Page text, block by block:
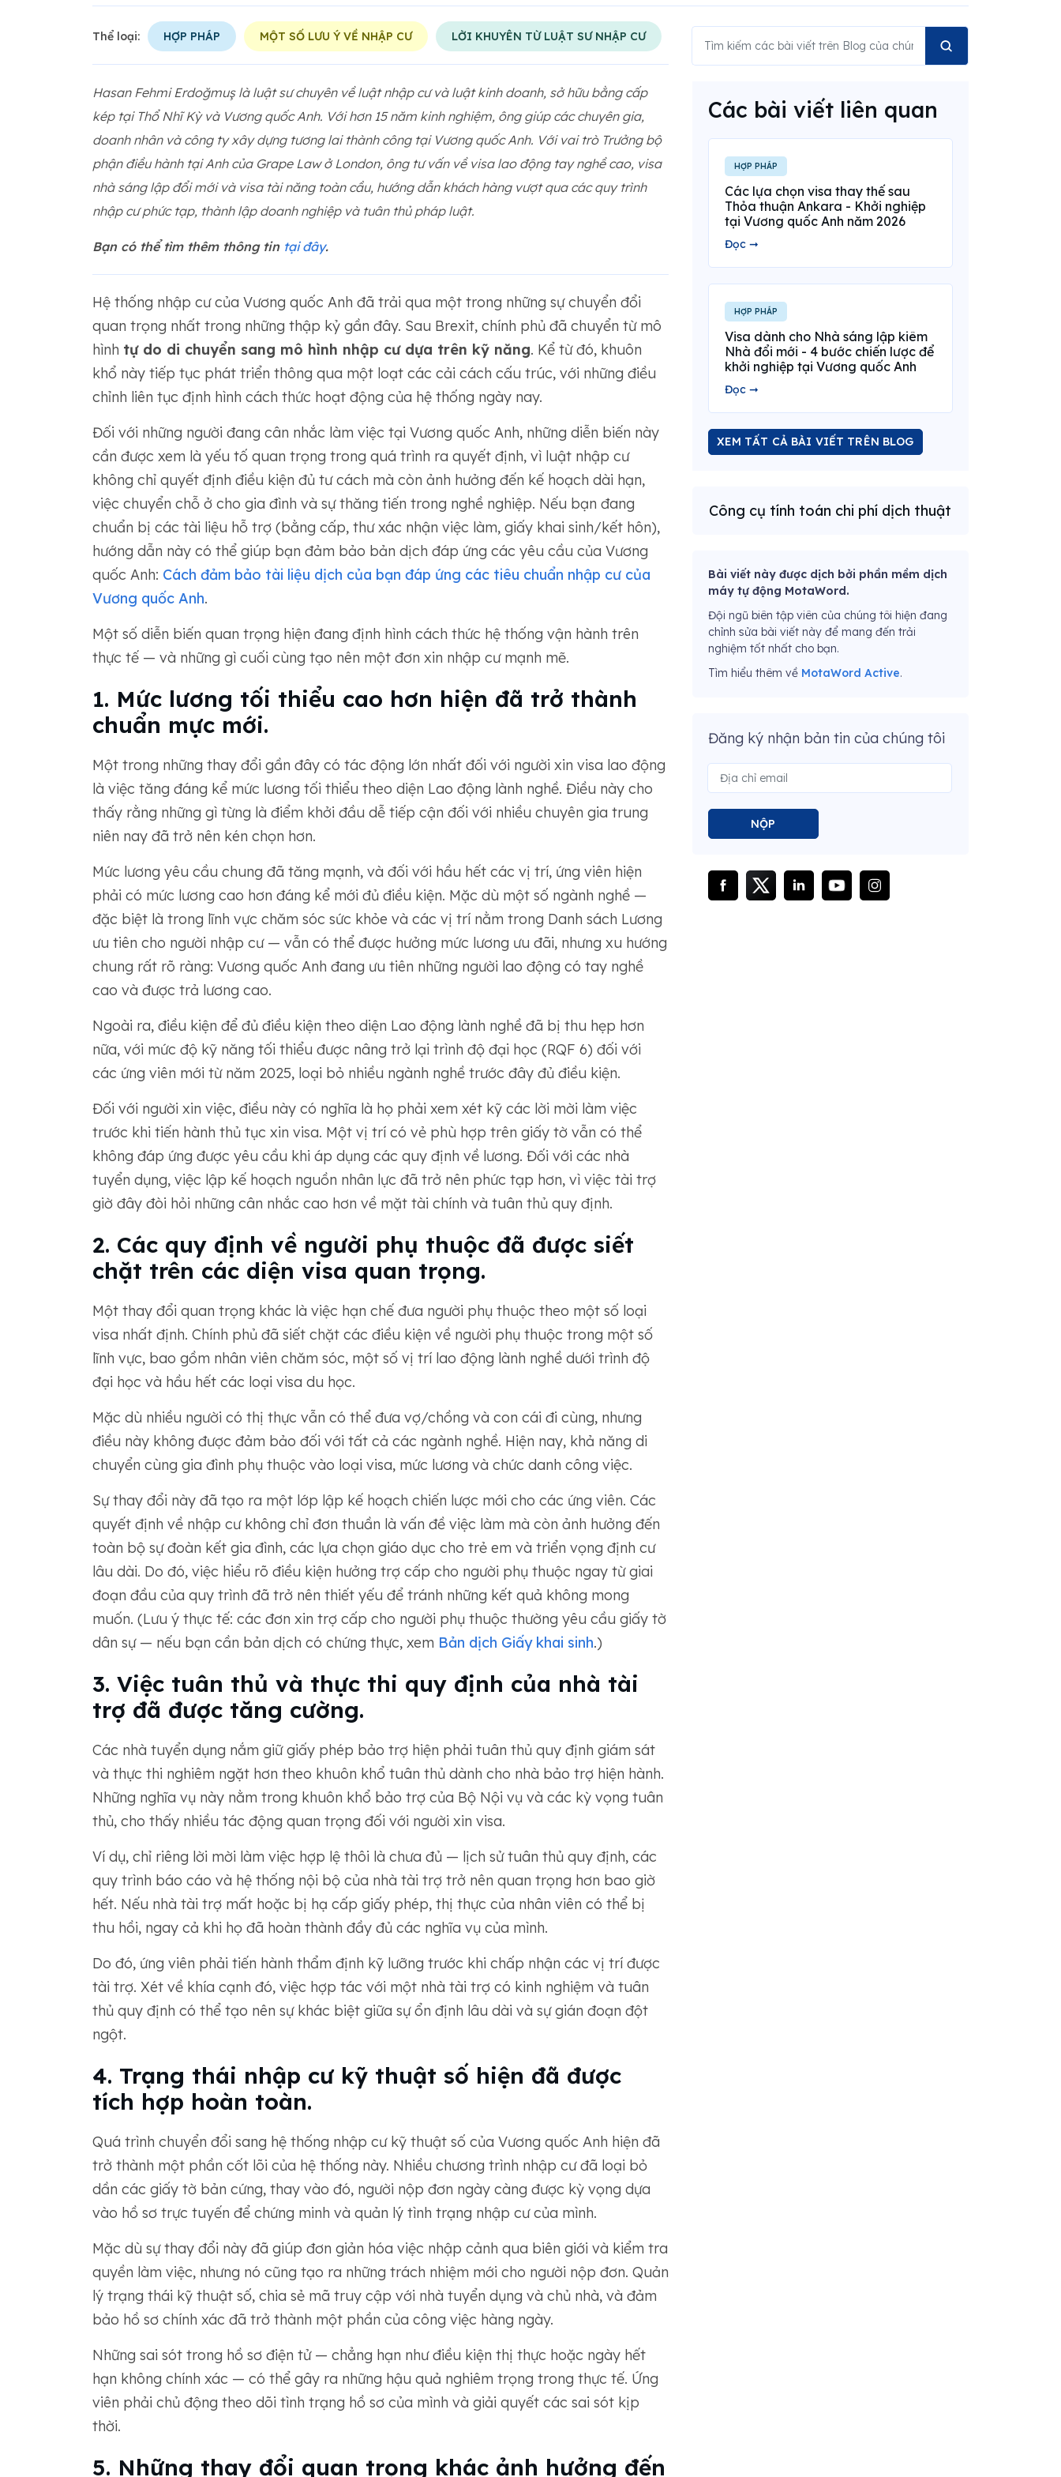
Thể loại: HỢP PHÁP MỘT SỐ LƯU Ý VỀ NHẬP CƯ LỜI KHUYÊN TỪ LUẬT SƯ NHẬP CƯ
Hasan Fehmi Erdoğmuş là luật sư chuyên về luật nhập cư và luật kinh doanh, sở hữu bằng cấp
kép tại Thổ Nhĩ Kỳ và Vương quốc Anh. Với hơn 15 năm kinh nghiệm, ông giúp các chuyên gia,
doanh nhân và công ty xây dựng tương lai thành công tại Vương quốc Anh. Với vai trò Trưởng bộ
phận điều hành tại Anh của Grape Law ở London, ông tư vấn về visa lao động tay nghề cao, visa
nhà sáng lập đổi mới và visa tài năng toàn cầu, hướng dẫn khách hàng vượt qua các quy trình
nhập cư phức tạp, thành lập doanh nghiệp và tuân thủ pháp luật.
Bạn có thể tìm thêm thông tin tại đây.
Hệ thống nhập cư của Vương quốc Anh đã trải qua một trong những sự chuyển đổi
quan trọng nhất trong những thập kỷ gần đây. Sau Brexit, chính phủ đã chuyển từ mô
hình tự do di chuyển sang mô hình nhập cư dựa trên kỹ năng. Kể từ đó, khuôn
khổ này tiếp tục phát triển thông qua một loạt các cải cách cấu trúc, với những điều
chỉnh liên tục định hình cách thức hoạt động của hệ thống ngày nay.
Đối với những người đang cân nhắc làm việc tại Vương quốc Anh, những diễn biến này
cần được xem là yếu tố quan trọng trong quá trình ra quyết định, vì luật nhập cư
không chỉ quyết định điều kiện đủ tư cách mà còn ảnh hưởng đến kế hoạch dài hạn,
việc chuyển chỗ ở cho gia đình và sự thăng tiến trong nghề nghiệp. Nếu bạn đang
chuẩn bị các tài liệu hỗ trợ (bằng cấp, thư xác nhận việc làm, giấy khai sinh/kết hôn),
hướng dẫn này có thể giúp bạn đảm bảo bản dịch đáp ứng các yêu cầu của Vương
quốc Anh: Cách đảm bảo tài liệu dịch của bạn đáp ứng các tiêu chuẩn nhập cư của
Vương quốc Anh.
Một số diễn biến quan trọng hiện đang định hình cách thức hệ thống vận hành trên
thực tế — và những gì cuối cùng tạo nên một đơn xin nhập cư mạnh mẽ.
1. Mức lương tối thiểu cao hơn hiện đã trở thành
chuẩn mực mới.
Một trong những thay đổi gần đây có tác động lớn nhất đối với người xin visa lao động
là việc tăng đáng kể mức lương tối thiểu theo diện Lao động lành nghề. Điều này cho
thấy rằng những gì từng là điểm khởi đầu dễ tiếp cận đối với nhiều chuyên gia trung
niên nay đã trở nên kén chọn hơn.
Mức lương yêu cầu chung đã tăng mạnh, và đối với hầu hết các vị trí, ứng viên hiện
phải có mức lương cao hơn đáng kể mới đủ điều kiện. Mặc dù một số ngành nghề —
đặc biệt là trong lĩnh vực chăm sóc sức khỏe và các vị trí nằm trong Danh sách Lương
ưu tiên cho người nhập cư — vẫn có thể được hưởng mức lương ưu đãi, nhưng xu hướng
chung rất rõ ràng: Vương quốc Anh đang ưu tiên những người lao động có tay nghề
cao và được trả lương cao.
Ngoài ra, điều kiện để đủ điều kiện theo diện Lao động lành nghề đã bị thu hẹp hơn
nữa, với mức độ kỹ năng tối thiểu được nâng trở lại trình độ đại học (RQF 6) đối với
các ứng viên mới từ năm 2025, loại bỏ nhiều ngành nghề trước đây đủ điều kiện.
Đối với người xin việc, điều này có nghĩa là họ phải xem xét kỹ các lời mời làm việc
trước khi tiến hành thủ tục xin visa. Một vị trí có vẻ phù hợp trên giấy tờ vẫn có thể
không đáp ứng được yêu cầu khi áp dụng các quy định về lương. Đối với các nhà
tuyển dụng, việc lập kế hoạch nguồn nhân lực đã trở nên phức tạp hơn, vì việc tài trợ
giờ đây đòi hỏi những cân nhắc cao hơn về mặt tài chính và tuân thủ quy định.
2. Các quy định về người phụ thuộc đã được siết
chặt trên các diện visa quan trọng.
Một thay đổi quan trọng khác là việc hạn chế đưa người phụ thuộc theo một số loại
visa nhất định. Chính phủ đã siết chặt các điều kiện về người phụ thuộc trong một số
lĩnh vực, bao gồm nhân viên chăm sóc, một số vị trí lao động lành nghề dưới trình độ
đại học và hầu hết các loại visa du học.
Mặc dù nhiều người có thị thực vẫn có thể đưa vợ/chồng và con cái đi cùng, nhưng
điều này không được đảm bảo đối với tất cả các ngành nghề. Hiện nay, khả năng di
chuyển cùng gia đình phụ thuộc vào loại visa, mức lương và chức danh công việc.
Sự thay đổi này đã tạo ra một lớp lập kế hoạch chiến lược mới cho các ứng viên. Các
quyết định về nhập cư không chỉ đơn thuần là vấn đề việc làm mà còn ảnh hưởng đến
toàn bộ sự đoàn kết gia đình, các lựa chọn giáo dục cho trẻ em và triển vọng định cư
lâu dài. Do đó, việc hiểu rõ điều kiện hưởng trợ cấp cho người phụ thuộc ngay từ giai
đoạn đầu của quy trình đã trở nên thiết yếu để tránh những kết quả không mong
muốn. (Lưu ý thực tế: các đơn xin trợ cấp cho người phụ thuộc thường yêu cầu giấy tờ
dân sự — nếu bạn cần bản dịch có chứng thực, xem Bản dịch Giấy khai sinh.)
3. Việc tuân thủ và thực thi quy định của nhà tài
trợ đã được tăng cường.
Các nhà tuyển dụng nắm giữ giấy phép bảo trợ hiện phải tuân thủ quy định giám sát
và thực thi nghiêm ngặt hơn theo khuôn khổ tuân thủ dành cho nhà bảo trợ hiện hành.
Những nghĩa vụ này nằm trong khuôn khổ bảo trợ của Bộ Nội vụ và các kỳ vọng tuân
thủ, cho thấy nhiều tác động quan trọng đối với người xin visa.
Ví dụ, chỉ riêng lời mời làm việc hợp lệ thôi là chưa đủ — lịch sử tuân thủ quy định, các
quy trình báo cáo và hệ thống nội bộ của nhà tài trợ trở nên quan trọng hơn bao giờ
hết. Nếu nhà tài trợ mất hoặc bị hạ cấp giấy phép, thị thực của nhân viên có thể bị
thu hồi, ngay cả khi họ đã hoàn thành đầy đủ các nghĩa vụ của mình.
Do đó, ứng viên phải tiến hành thẩm định kỹ lưỡng trước khi chấp nhận các vị trí được
tài trợ. Xét về khía cạnh đó, việc hợp tác với một nhà tài trợ có kinh nghiệm và tuân
thủ quy định có thể tạo nên sự khác biệt giữa sự ổn định lâu dài và sự gián đoạn đột
ngột.
4. Trạng thái nhập cư kỹ thuật số hiện đã được
tích hợp hoàn toàn.
Quá trình chuyển đổi sang hệ thống nhập cư kỹ thuật số của Vương quốc Anh hiện đã
trở thành một phần cốt lõi của hệ thống này. Nhiều chương trình nhập cư đã loại bỏ
dần các giấy tờ bản cứng, thay vào đó, người nộp đơn ngày càng được kỳ vọng dựa
vào hồ sơ trực tuyến để chứng minh và quản lý tình trạng nhập cư của mình.
Mặc dù sự thay đổi này đã giúp đơn giản hóa việc nhập cảnh qua biên giới và kiểm tra
quyền làm việc, nhưng nó cũng tạo ra những trách nhiệm mới cho người nộp đơn. Quản
lý trạng thái kỹ thuật số, chia sẻ mã truy cập với nhà tuyển dụng và chủ nhà, và đảm
bảo hồ sơ chính xác đã trở thành một phần của công việc hàng ngày.
Những sai sót trong hồ sơ điện tử — chẳng hạn như điều kiện thị thực hoặc ngày hết
hạn không chính xác — có thể gây ra những hậu quả nghiêm trọng trong thực tế. Ứng
viên phải chủ động theo dõi tình trạng hồ sơ của mình và giải quyết các sai sót kịp
thời.
5. Những thay đổi quan trọng khác ảnh hưởng đến
Các bài viết liên quan
HỢP PHÁP
Các lựa chọn visa thay thế sau
Thỏa thuận Ankara - Khởi nghiệp
tại Vương quốc Anh năm 2026
Đọc ➞
HỢP PHÁP
Visa dành cho Nhà sáng lập kiêm
Nhà đổi mới - 4 bước chiến lược để
khởi nghiệp tại Vương quốc Anh
Đọc ➞
XEM TẤT CẢ BÀI VIẾT TRÊN BLOG
Công cụ tính toán chi phí dịch thuật
Bài viết này được dịch bởi phần mềm dịch
máy tự động MotaWord.
Đội ngũ biên tập viên của chúng tôi hiện đang
chỉnh sửa bài viết này để mang đến trải
nghiệm tốt nhất cho bạn.
Tìm hiểu thêm về MotaWord Active.
Đăng ký nhận bản tin của chúng tôi
NỘP